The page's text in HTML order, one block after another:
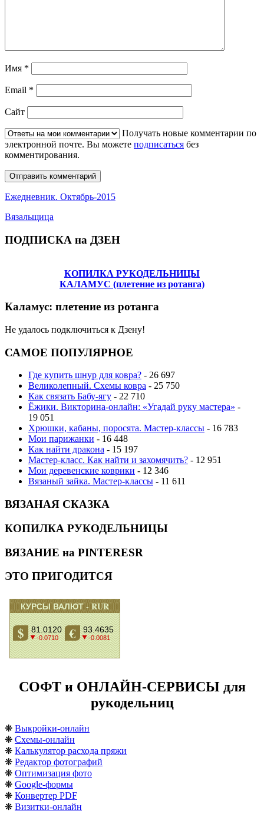
Имя *
Email *
Сайт
Получать новые комментарии по
электронной почте. Вы можете подписаться без
комментирования.
Ежедневник. Октябрь-2015
Вязальщица
ПОДПИСКА на ДЗЕН
КОПИЛКА РУКОДЕЛЬНИЦЫ
КАЛАМУС (плетение из ротанга)
Каламус: плетение из ротанга
Не удалось подключиться к Дзену!
САМОЕ ПОПУЛЯРНОЕ
Где купить шнур для ковра? - 26 697
Великолепный. Схемы ковра - 25 750
Как связать Бабу-ягу - 22 710
Ёжики. Викторина-онлайн: «Угадай руку мастера» -
19 051
Хрюшки, кабаны, поросята. Мастер-классы - 16 783
Мои парижанки - 16 448
Как найти дракона - 15 197
Мастер-класс. Как найти и захомячить? - 12 951
Мои деревенские коврики - 12 346
Вязаный зайка. Мастер-классы - 11 611
ВЯЗАНАЯ СКАЗКА
КОПИЛКА РУКОДЕЛЬНИЦЫ
ВЯЗАНИЕ на PINTERESR
ЭТО ПРИГОДИТСЯ
СОФТ и ОНЛАЙН-СЕРВИСЫ для
рукодельниц
❋ Выкройки-онлайн
❋ Схемы-онлайн
❋ Калькулятор расхода пряжи
❋ Редактор фотографий
❋ Оптимизация фото
❋ Google-формы
❋ Конвертер PDF
❋ Визитки-онлайн